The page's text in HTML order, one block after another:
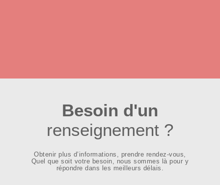
Besoin d'un
renseignement ?
Obtenir plus d’informations, prendre rendez-vous,
Quel que soit votre besoin, nous sommes là pour y
répondre dans les meilleurs délais.